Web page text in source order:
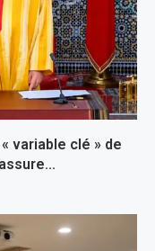
variable clé » de